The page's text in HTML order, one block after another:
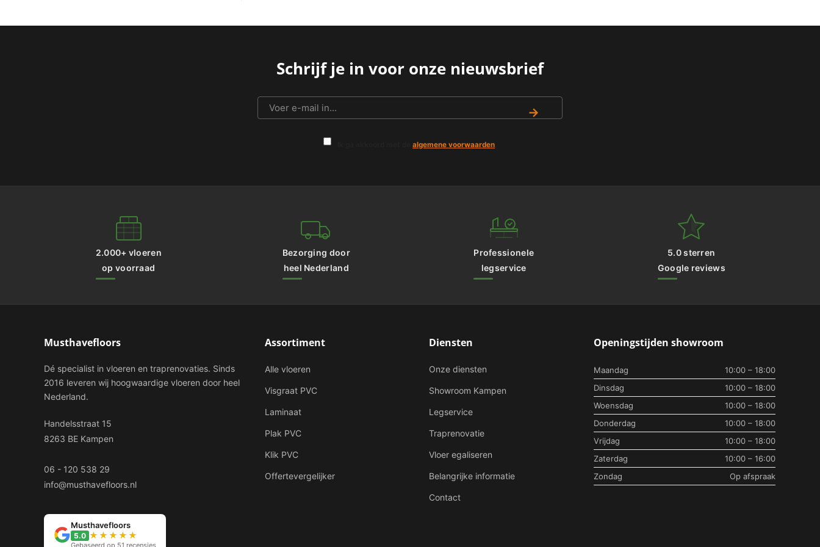
Schrijf je in voor onze nieuwsbrief
→
algemene voorwaarden
2.000+ vloeren
op voorraad
Bezorging door
heel Nederland
Professionele
legservice
5.0 sterren
Google reviews
Musthavefloors
Dé specialist in vloeren en traprenovaties. Sinds
2016 leveren wij hoogwaardige vloeren door heel
Nederland.
Handelsstraat 15
8263 BE Kampen
06 - 120 538 29
info@musthavefloors.nl
Musthavefloors
5.0 ★★★★★
Assortiment
Alle vloeren
Visgraat PVC
Laminaat
Plak PVC
Klik PVC
Offertevergelijker
Diensten
Onze diensten
Showroom Kampen
Legservice
Traprenovatie
Vloer egaliseren
Belangrijke informatie
Contact
Openingstijden showroom
Maandag
10:00 – 18:00
Dinsdag
10:00 – 18:00
Woensdag
10:00 – 18:00
Donderdag
10:00 – 18:00
Vrijdag
10:00 – 18:00
Zaterdag
10:00 – 16:00
Zondag
Op afspraak